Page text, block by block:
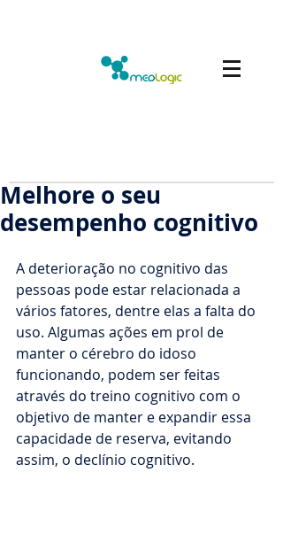
Melhore o seu
desempenho cognitivo
A deterioração no cognitivo das
pessoas pode estar relacionada a
vários fatores, dentre elas a falta do
uso. Algumas ações em prol de
manter o cérebro do idoso
funcionando, podem ser feitas
através do treino cognitivo com o
objetivo de manter e expandir essa
capacidade de reserva, evitando
assim, o declínio cognitivo.